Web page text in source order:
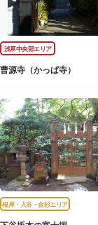
浅草中央部エリア
曹源寺（かっぱ寺）
根岸・入谷・金杉エリア